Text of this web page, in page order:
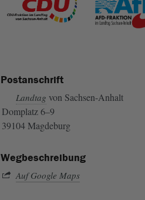
Postanschrift
Landtag von Sachsen-Anhalt
Domplatz 6–9
39104 Magdeburg
Wegbeschreibung
Auf Google Maps